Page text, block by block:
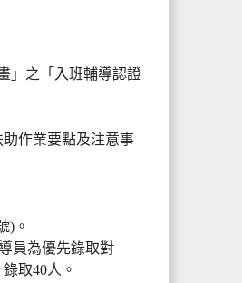
」之「入班輔導認證
作業要點及注意事
)。
員為優先錄取對
取40人。